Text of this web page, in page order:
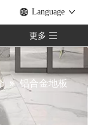
Language
更多
» 铝合金地板